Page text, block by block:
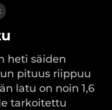
heti säiden
pituus riippuu
latu on noin 1,6
tarkoitettu